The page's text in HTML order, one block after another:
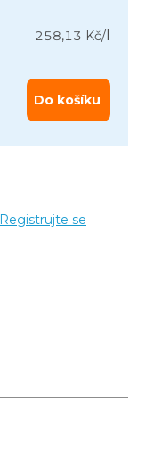
258,13 Kč/
Do košíku
Registrujte se